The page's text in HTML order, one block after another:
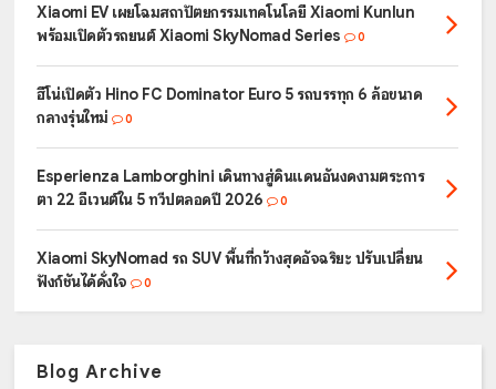
Xiaomi EV เผยโฉมสถาปัตยกรรมเทคโนโลยี Xiaomi Kunlun
พร้อมเปิดตัวรถยนต์ Xiaomi SkyNomad Series
0
ฮีโน่เปิดตัว Hino FC Dominator Euro 5 รถบรรทุก 6 ล้อขนาด
กลางรุ่นใหม่
0
Esperienza Lamborghini เดินทางสู่ดินแดนอันงดงามตระการ
ตา 22 อีเวนต์ใน 5 ทวีปตลอดปี 2026
0
Xiaomi SkyNomad รถ SUV พื้นที่กว้างสุดอัจฉริยะ ปรับเปลี่ยน
ฟังก์ชันได้ดั่งใจ
0
Blog Archive